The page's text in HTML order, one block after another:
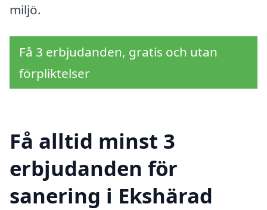
miljö.
Få 3 erbjudanden, gratis och utan
förpliktelser
Få alltid minst 3
erbjudanden för
sanering i Ekshärad